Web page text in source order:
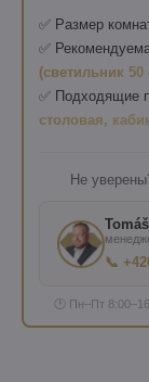
✅ Размер
✅
(светильник
✅ Подходящие
столовая,
Не
📞
🕐 Пн–Пт